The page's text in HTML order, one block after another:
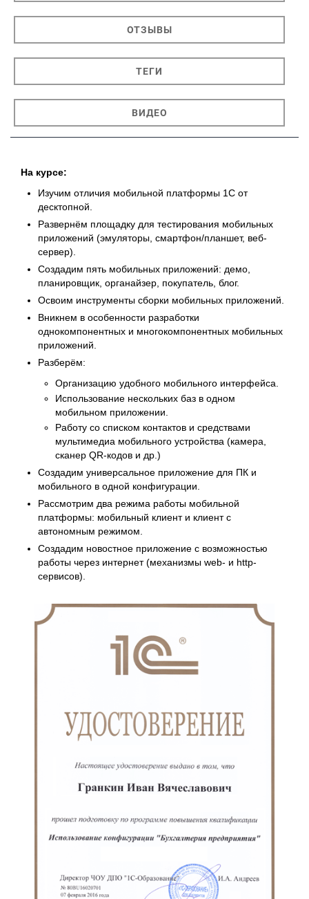
ОТЗЫВЫ
ТЕГИ
ВИДЕО
На курсе:
Изучим отличия мобильной платформы 1С от
десктопной.
Развернём площадку для тестирования мобильных
приложений (эмуляторы, смартфон/планшет, веб-
сервер).
Создадим пять мобильных приложений: демо,
планировщик, органайзер, покупатель, блог.
Освоим инструменты сборки мобильных приложений.
Вникнем в особенности разработки
однокомпонентных и многокомпонентных мобильных
приложений.
Разберём:
Организацию удобного мобильного интерфейса.
Использование нескольких баз в одном
мобильном приложении.
Работу со списком контактов и средствами
мультимедиа мобильного устройства (камера,
сканер QR-кодов и др.)
Создадим универсальное приложение для ПК и
мобильного в одной конфигурации.
Рассмотрим два режима работы мобильной
платформы: мобильный клиент и клиент с
автономным режимом.
Создадим новостное приложение с возможностью
работы через интернет (механизмы web- и http-
сервисов).